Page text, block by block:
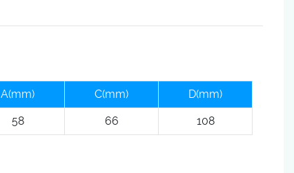
A(mm) C(mm) D(mm)
58 66 108